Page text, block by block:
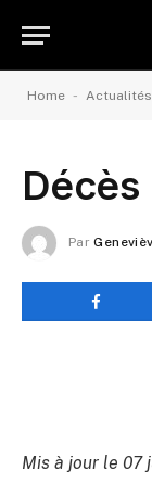
Home - Actualités
Décès
Par
Mis à jour le 07